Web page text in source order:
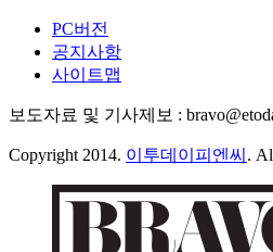
PC버전
공지사항
사이트맵
보도자료 및 기사제보 :
Copyright 2014. 이투데이피엔씨 .